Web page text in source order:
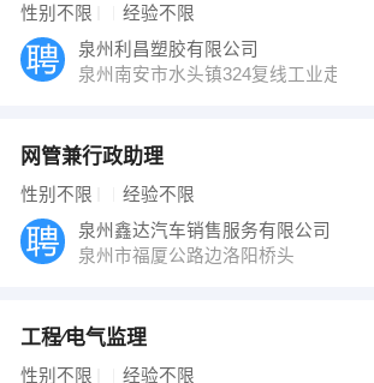
性别不限 经验不限
泉州利昌塑胶有限公司
泉州南安市水头镇324复线工业走廊
网管兼行政助理
性别不限 经验不限
泉州鑫达汽车销售服务有限公司
泉州市福厦公路边洛阳桥头
工程∕电气监理
性别不限 经验不限